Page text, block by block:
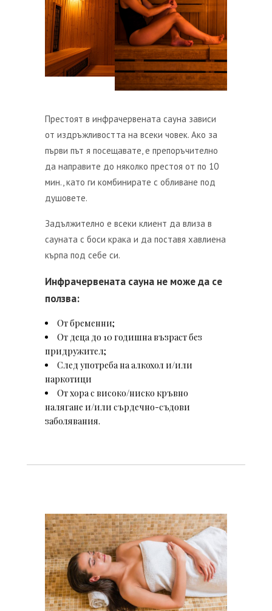
Престоят в инфрачервената сауна зависи
от издръжливостта на всеки човек. Ако за
първи път я посещавате, е препоръчително
да направите до няколко престоя от по 10
мин., като ги комбинирате с обливане под
душовете.
Задължително е всеки клиент да влиза в
сауната с боси крака и да поставя хавлиена
кърпа под себе си.
Инфрачервената сауна не може да се
ползва:
От бременни;
От деца до 10 годишна възраст без
придружител;
След употреба на алкохол и/или
наркотици
От хора с високо/ниско кръвно
налягане и/или сърдечно-съдови
заболявания.